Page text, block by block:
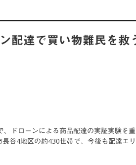
配達で買い物難民を救
ドローンによる商品配達の実証実験を
谷4地区の約430世帯で、今後も配達エ